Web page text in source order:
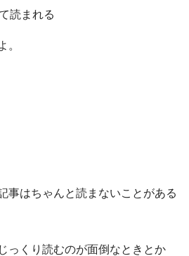
読まれる
。
事はちゃんと読まないことがある
っくり読むのが面倒なときとか